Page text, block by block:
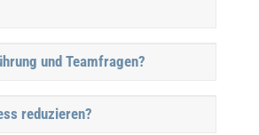
und Teamfragen?
reduzieren?